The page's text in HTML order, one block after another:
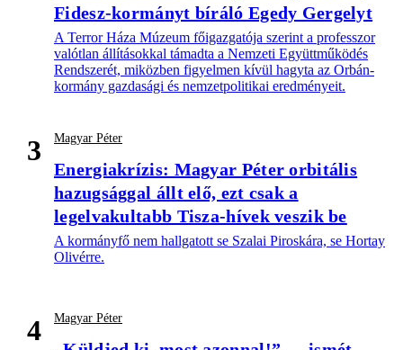
Fidesz-kormányt bíráló Egedy Gergelyt
A Terror Háza Múzeum főigazgatója szerint a professzor
valótlan állításokkal támadta a Nemzeti Együttműködés
Rendszerét, miközben figyelmen kívül hagyta az Orbán-
kormány gazdasági és nemzetpolitikai eredményeit.
3 Magyar Péter
Energiakrízis: Magyar Péter orbitális
hazugsággal állt elő, ezt csak a
legelvakultabb Tisza-hívek veszik be
A kormányfő nem hallgatott se Szalai Piroskára, se Hortay
Olivérre.
4 Magyar Péter